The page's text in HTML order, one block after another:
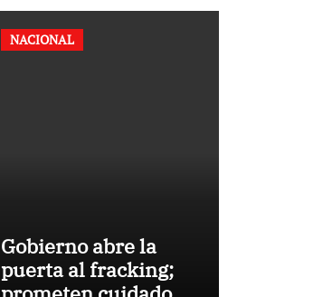
NACIONAL
Gobierno abre la
puerta al fracking;